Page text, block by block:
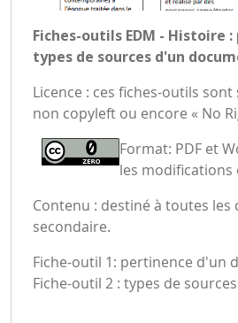
Fiches-outils EDM - Histoire
types de sources d'un
Licence : ces fiches-outils
non copyleft ou encore « No
Format: PDF et
les
Contenu : destiné à toutes les
secondaire.
Fiche-outil 1: pertinence d'un
Fiche-outil 2 : types de